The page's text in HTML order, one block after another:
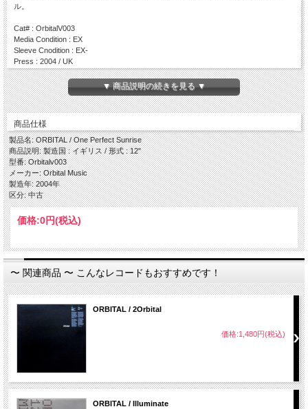
ル。
Cat# : OrbitalV003
Media Condition : EX
Sleeve Cnodition : EX-
Press : 2004 / UK
Side A
・ One Perfect Sunrise (Phil Hartnoll Mix)
・ Acid Pants (JDS Mix)
▼ 商品説明の続きを見る ▼
商品仕様
製品名: ORBITAL / One Perfect Sunrise
商品説明: 製造国 : イギリス / 形式 : 12"
型番: Orbitalv003
メーカー: Orbital Music
製造年: 2004年
区分: 中古
価格:0円(税込)
〜 関連商品 〜 こんなレコードもおすすめです！
ORBITAL / 2Orbital
価格:1,480円(税込)
ORBITAL / Illuminate